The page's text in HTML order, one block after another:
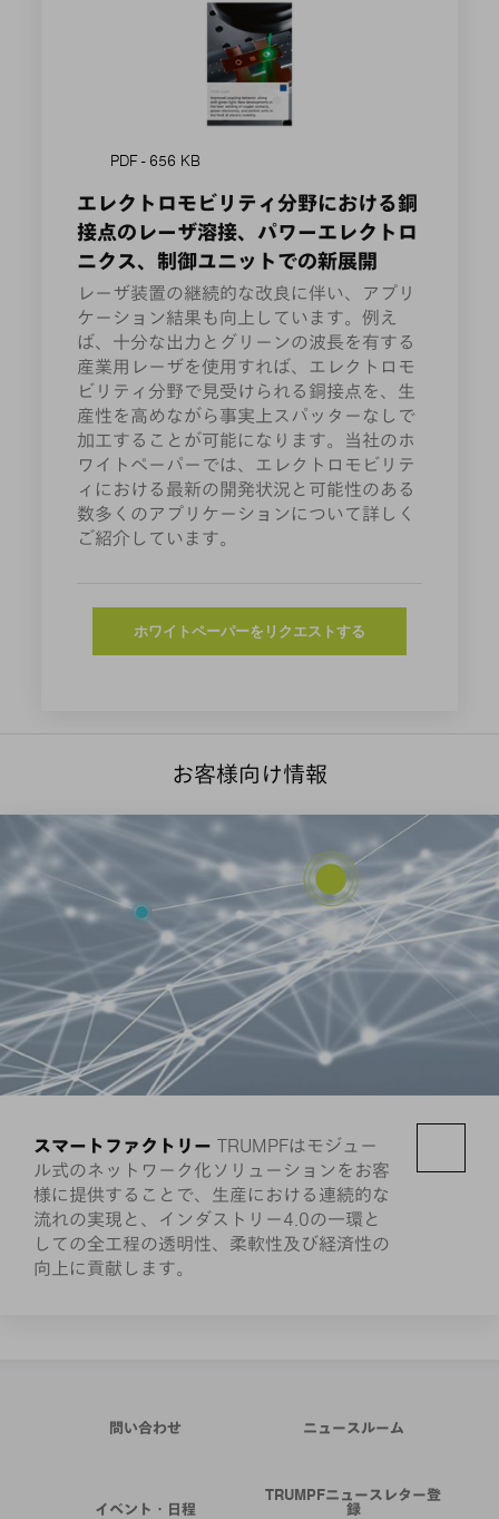
PDF - 656 KB
エレクトロモビリティ分野における銅
接点のレーザ溶接、パワーエレクトロ
ニクス、制御ユニットでの新展開
レーザ装置の継続的な改良に伴い、アプリ
ケーション結果も向上しています。例え
ば、十分な出力とグリーンの波長を有する
産業用レーザを使用すれば、エレクトロモ
ビリティ分野で見受けられる銅接点を、生
産性を高めながら事実上スパッターなしで
加工することが可能になります。当社のホ
ワイトペーパーでは、エレクトロモビリテ
ィにおける最新の開発状況と可能性のある
数多くのアプリケーションについて詳しく
ご紹介しています。
ホワイトペーパーをリクエストする
お客様向け情報
スマートファクトリー TRUMPFはモジュー
ル式のネットワーク化ソリューションをお客
様に提供することで、生産における連続的な
流れの実現と、インダストリー4.0の一環と
しての全工程の透明性、柔軟性及び経済性の
向上に貢献します。
問い合わせ ニュースルーム
イベント・日程
TRUMPFニュースレター登
録